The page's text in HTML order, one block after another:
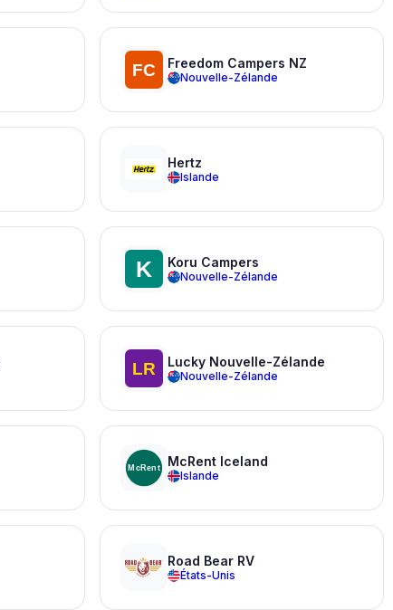
Freedom Campers NZ
Nouvelle-Zélande
Hertz
Islande
Koru Campers
Nouvelle-Zélande
Lucky Nouvelle-Zélande
Nouvelle-Zélande
McRent Iceland
Islande
Road Bear RV
États-Unis